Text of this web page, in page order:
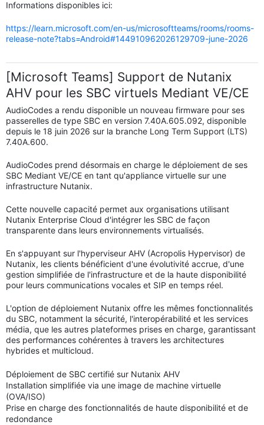
Informations disponibles ici:
https://learn.microsoft.com/en-us/microsoftteams/rooms/rooms-
release-note?tabs=Android#144910962026129709-june-2026
[Microsoft Teams] Support de Nutanix
AHV pour les SBC virtuels Mediant VE/CE
AudioCodes a rendu disponible un nouveau firmware pour ses
passerelles de type SBC en version 7.40A.605.092, disponible
depuis le 18 juin 2026 sur la branche Long Term Support (LTS)
7.40A.600.
AudioCodes prend désormais en charge le déploiement de ses
SBC Mediant VE/CE en tant qu'appliance virtuelle sur une
infrastructure Nutanix.
Cette nouvelle capacité permet aux organisations utilisant
Nutanix Enterprise Cloud d'intégrer les SBC de façon
transparente dans leurs environnements virtualisés.
En s'appuyant sur l'hyperviseur AHV (Acropolis Hypervisor) de
Nutanix, les clients bénéficient d'une évolutivité accrue, d'une
gestion simplifiée de l'infrastructure et de la haute disponibilité
pour leurs communications vocales et SIP en temps réel.
L'option de déploiement Nutanix offre les mêmes fonctionnalités
du SBC, notamment la sécurité, l'interopérabilité et les services
média, que les autres plateformes prises en charge, garantissant
des performances cohérentes à travers les architectures
hybrides et multicloud.
Déploiement de SBC certifié sur Nutanix AHV
Installation simplifiée via une image de machine virtuelle
(OVA/ISO)
Prise en charge des fonctionnalités de haute disponibilité et de
redondance